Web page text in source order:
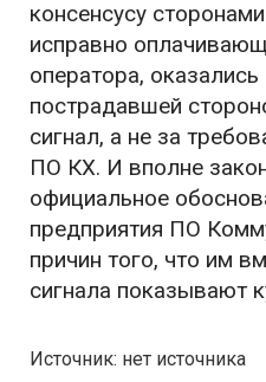
консенсусу
исправно
оператора, оказались
пострадавшей
сигнал, а не за
ПО КХ. И вполне
официальное
предприятия ПО
причин того, что им
сигнала показывают
Источник: нет источника